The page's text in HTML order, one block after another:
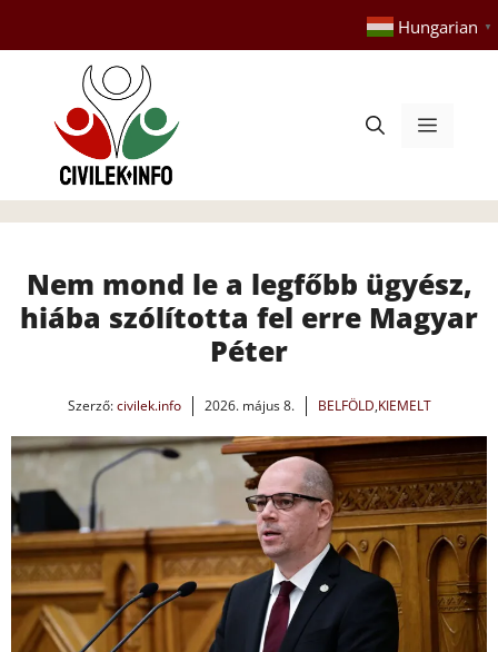
tartalomba
Hungarian ▼
Menü
Nem mond le a legfőbb ügyész,
hiába szólította fel erre Magyar
Péter
Szerző:civilek.info 2026. május 8. BELFÖLD,KIEMELT